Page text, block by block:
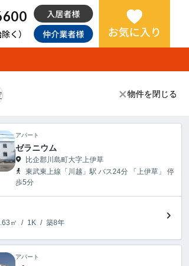
く）
入居者様
仲介業者様
お気に入り
物件を閉じる
アパート
ゼラニウム
比企郡川島町大字上伊草
東武東上線「川越」駅 バス24分 「上伊草」 停
歩5分
㎡ / 1K / 築8年
アパート
物件を閉じる